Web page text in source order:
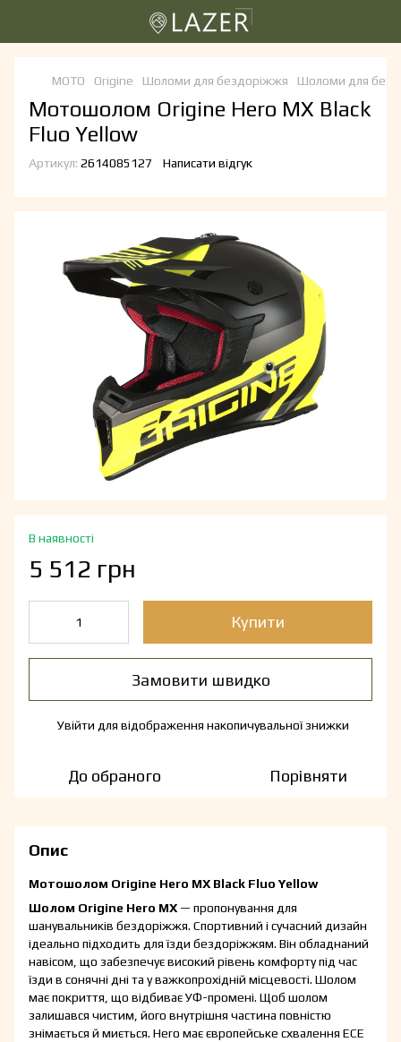
МОТО Origine Шоломи для бездоріжжя Шоломи для
Мотошолом Origine Hero MX Black
Fluo Yellow
Артикул: 2614085127 Написати відгук
В наявності
5 512 грн
Купити
Замовити швидко
Увійти для відображення накопичувальної знижки
До обраного Порівняти
Опис
Мотошолом Origine Hero MX Black Fluo Yellow
Шолом Origine Hero MX — пропонування для
шанувальників бездоріжжя. Спортивний і сучасний дизайн
ідеально підходить для їзди бездоріжжям. Він обладнаний
навісом, що забезпечує високий рівень комфорту під час
їзди в сонячні дні та у важкопрохідній місцевості. Шолом
має покриття, що відбиває УФ-промені. Щоб шолом
залишався чистим, його внутрішня частина повністю
знімається й миється. Hero має європейське схвалення ECE